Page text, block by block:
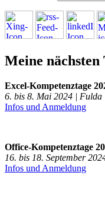
Meine
Excel-Kompetenztage
6. bis 8. Mai 2024 | Fulda
Infos und Anmeldung
Office-Kompetenztage
16. bis 18. September
Infos und Anmeldung